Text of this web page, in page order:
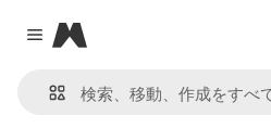
Close menu
Magnific